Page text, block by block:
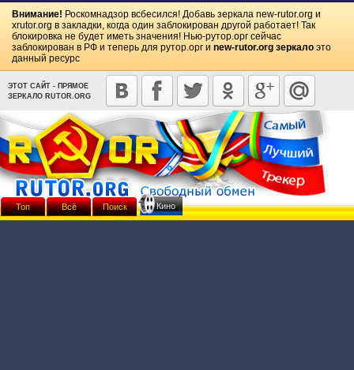
Внимание! Роскомнадзор всбесился! Добавь зеркала new-rutor.org и
xrutor.org в закладки, когда один заблокирован другой работает! Так
блокировка не будет иметь значения! Нью-рутор.орг сейчас
заблокирован в РФ и теперь для рутор.орг и new-rutor.org зеркало это
данный ресурс
ЭТОТ САЙТ - ПРЯМОЕ
ЗЕРКАЛО RUTOR.ORG